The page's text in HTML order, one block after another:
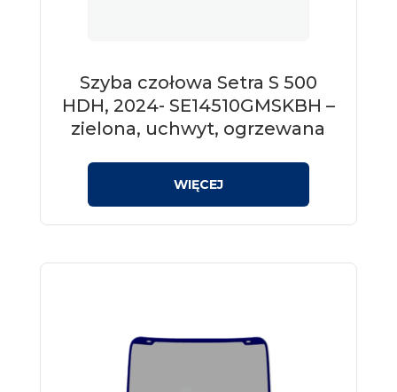
Szyba czołowa Setra S 500
HDH, 2024- SE14510GMSKBH –
zielona, uchwyt, ogrzewana